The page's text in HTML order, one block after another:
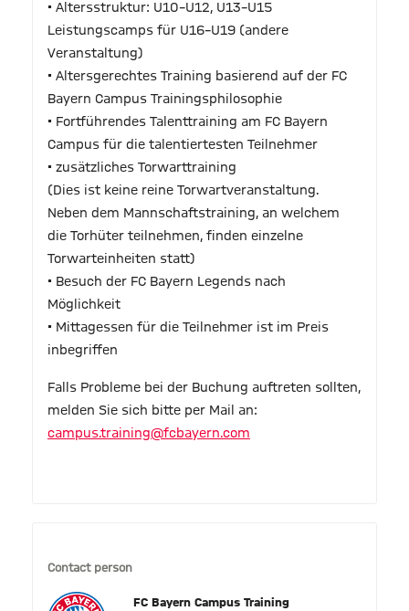
• Altersstruktur: U10–U12, U13–U15
Leistungscamps für U16–U19 (andere
Veranstaltung)
• Altersgerechtes Training basierend auf der FC
Bayern Campus Trainingsphilosophie
• Fortführendes Talenttraining am FC Bayern
Campus für die talentiertesten Teilnehmer
• zusätzliches Torwarttraining
(Dies ist keine reine Torwartveranstaltung.
Neben dem Mannschaftstraining, an welchem
die Torhüter teilnehmen, finden einzelne
Torwarteinheiten statt)
• Besuch der FC Bayern Legends nach
Möglichkeit
• Mittagessen für die Teilnehmer ist im Preis
inbegriffen
Falls Probleme bei der Buchung auftreten sollten,
melden Sie sich bitte per Mail an:
campus.training@fcbayern.com
Contact person
FC Bayern Campus Training